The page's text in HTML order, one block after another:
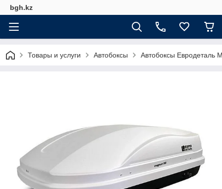
bgh.kz
Товары и услуги Автобоксы Автобоксы Евродеталь